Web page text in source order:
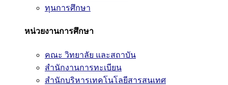
ทุนการศึกษา
หน่วยงานการศึกษา
คณะ วิทยาลัย และสถาบัน
สำนักงานการทะเบียน
สำนักบริหารเทคโนโลยีสารสนเทศ